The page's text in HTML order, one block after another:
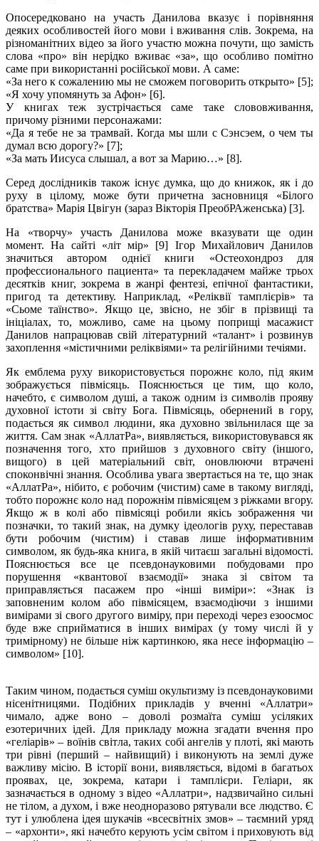
Опосередковано на участь Данилова вказує і порівняння
деяких особливостей його мови і вживання слів. Зокрема, на
різноманітних відео за його участю можна почути, що замість
слова «про» він нерідко вживає «за», що особливо помітно
саме при використанні російської мови. А саме:
«За него к сожалению мы не сможем поговорить открыто» [5];
«Я хочу упомянуть за Афон» [6].
У книгах теж зустрічається саме таке слововживання,
причому різними персонажами:
«Да я тебе не за трамвай. Когда мы шли с Сэн­сэем, о чем ты
думал всю дорогу?» [7];
«За мать Иисуса слышал, а вот за Марию…» [8].
Серед дослідників також існує думка, що до книжок, як і до
руху в цілому, може бути причетна засновниця «Білого
братства» Марія Цвігун (зараз Вікторія ПреобРАженська) [3].
На «творчу» участь Данилова може вказувати ще один
момент. На сайті «літ мір» [9] Ігор Михайлович Данилов
значиться автором однієї книги «Остеохондроз для
профессионального пациента» та перекладачем майже трьох
десятків книг, зокрема в жанрі фентезі, епічної фантастики,
пригод та детективу. Наприклад, «Реліквії тамплієрів» та
«Сьоме таїнство». Якщо це, звісно, не збіг в прізвищі та
ініціалах, то, можливо, саме на цьому поприщі масажист
Данилов напрацював свій літературний «талант» і розвинув
захоплення «містичними реліквіями» та релігійними течіями.
Як емблема руху використовується порожнє коло, під яким
зображується півмісяць. Пояснюється це тим, що коло,
начебто, є символом душі, а також одним із символів прояву
духовної істоти зі світу Бога. Півмісяць, обернений в гору,
подається як символ людини, яка духовно звільнилася ще за
життя. Сам знак «АллатРа», виявляється, використовувався як
позначення того, хто прийшов з духовного світу (іншого,
вищого) в цей матеріальний світ, оновлюючи втрачені
споконвічні знання. Особлива увага звертається на те, що знак
«АллатРа», нібито, є робочим (чистим) саме в такому вигляді,
тобто порожнє коло над порожнім півмісяцем з ріжками вгору.
Якщо ж в колі або півмісяці робили якісь зображення чи
позначки, то такий знак, на думку ідеологів руху, переставав
бути робочим (чистим) і ставав лише інформативним
символом, як будь-яка книга, в якій читаєш загальні відомості.
Пояснюється все це псевдонауковими побудовами про
порушення «квантової взаємодії» знака зі світом та
приправляється пасажем про «інші виміри»: «Знак із
заповненим колом або півмісяцем, взаємодіючи з іншими
вимірами зі свого другого виміру, при переході через езоосмос
буде вже сприйматися в інших вимірах (у тому числі й у
тримірному) не більше ніж картинкою, яка несе інформацію –
символом» [10].
Таким чином, подається суміш окультизму із псевдонауковими
нісенітницями. Подібних прикладів у вченні «Аллатри»
чимало, адже воно – доволі розмаїта суміш усіляких
езотеричних ідей. Для прикладу можна згадати вчення про
«геліарів» – воїнів світла, таких собі ангелів у плоті, які мають
три рівні (перший – найвищий) і виконують на землі дуже
важливу місію. В історії вони, виявляється, відомі в багатьох
проявах, це, зокрема, катари і тамплієри. Геліари, як
зазначається в одному з відео «Аллатри», надзвичайно сильні
не тілом, а духом, і вже неодноразово рятували все людство. Є
тут і улюблена ідея шукачів «всесвітніх змов» – таємний уряд
– «архонти», які начебто керують усім світом і приховують від